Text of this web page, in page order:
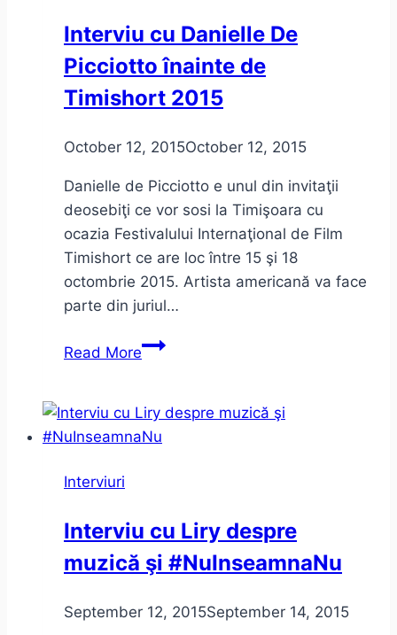
Timişoara
Interviu cu Danielle De
Picciotto înainte de
Timishort 2015
October 12, 2015October 12, 2015
Danielle de Picciotto e unul din invitaţii
deosebiţi ce vor sosi la Timişoara cu
ocazia Festivalului Internaţional de Film
Timishort ce are loc între 15 şi 18
octombrie 2015. Artista americană va face
parte din juriul…
Read MoreInterviu
De
Picciotto
2015
Interviuri
Interviu cu Liry despre
muzică şi #NuInseamnaNu
September 12, 2015September 14, 2015